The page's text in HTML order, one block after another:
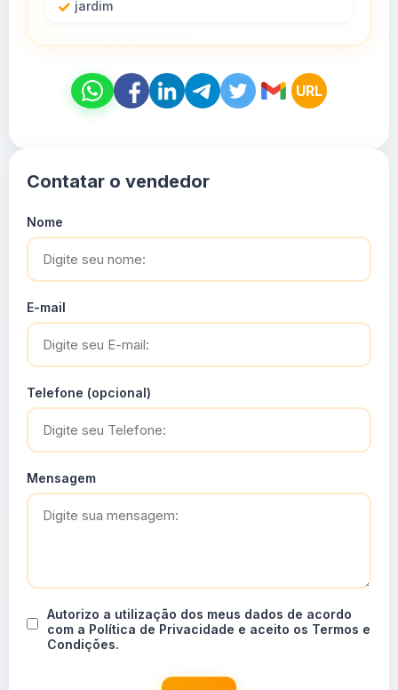
jardim
URL
Contatar o vendedor
Nome
E-mail
Telefone (opcional)
Mensagem
Autorizo a utilização dos meus dados de acordo
com a Política de Privacidade e aceito os Termos e
Condições.